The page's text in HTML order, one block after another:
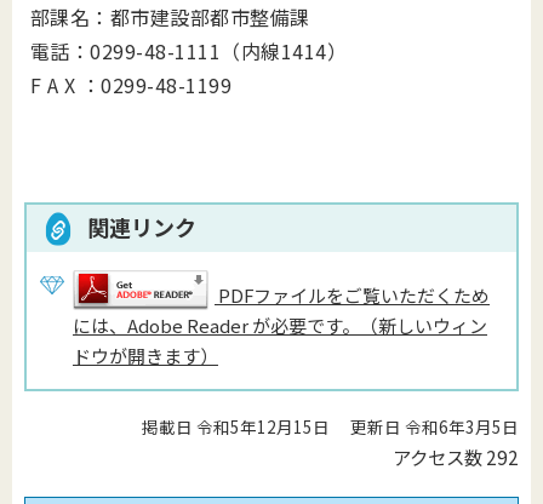
部課名：都市建設部都市整備課
電話：0299-48-1111（内線1414）
F A X ：0299-48-1199
関連リンク
PDFファイルをご覧いただくため
には、Adobe Reader が必要です。（新しいウィン
ドウが開きます）
掲載日 令和5年12月15日 更新日 令和6年3月5日
アクセス数292